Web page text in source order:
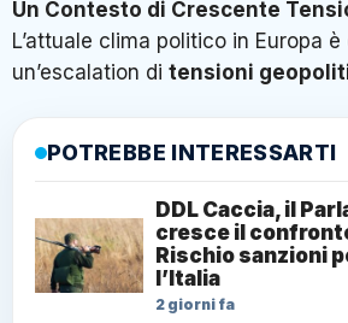
Un Contesto di Crescente
L’attuale clima politico in Europa
un’escalation di tensioni
POTREBBE INTERESSARTI
DDL Caccia, il
cresce il
Rischio sanzioni
l’Italia
2 giorni fa